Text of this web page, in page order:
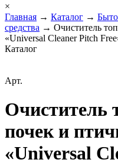
×
Главная → Каталог →
средства → Очиститель
«Universal Cleaner Pitch
Каталог
Арт.
Очиститель
почек и
«Universal